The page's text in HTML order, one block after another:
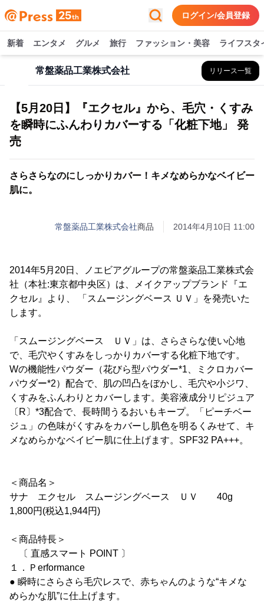
ログイン/会員登録
新着 エンタメ グルメ 旅行 ファッション・美容 ライフスタ
常盤薬品工業株式会社 リリース一覧
【5月20日】『エクセル』から、毛穴・くすみ
を瞬時にふんわりカバーする「化粧下地」 発
売
さらさらなのにしっかりカバー！キメなめらかなベイビー
肌に。
常盤薬品工業株式会社商品 2014年4月10日 11:00
2014年5月20日、ノエビアグループの常盤薬品工業株式会
社（本社:東京都中央区）は、メイクアップブランド『エ
クセル』より、 「スムージングベース ＵＶ」を発売いた
します。
「スムージングベース ＵＶ」は、さらさらな使い心地
で、毛穴やくすみをしっかりカバーする化粧下地です。
Wの機能性パウダー（花びら型パウダー*1、ミクロカバー
パウダー*2）配合で、肌の凹凸をぼかし、毛穴や小ジワ、
くすみをふんわりとカバーします。美容液成分リピジュア
〔R〕*3配合で、長時間うるおいもキープ。「ピーチベー
ジュ」の色味がくすみをカバーし肌色を明るくみせて、キ
メなめらかなベイビー肌に仕上げます。SPF32 PA+++。
＜商品名＞
サナ エクセル スムージングベース ＵＶ 40g
1,800円(税込1,944円)
＜商品特長＞
〔 直感スマート POINT 〕
１．Ｐerformance
● 瞬時にさらさら毛穴レスで、赤ちゃんのような“キメな
めらかな肌”に仕上げます。